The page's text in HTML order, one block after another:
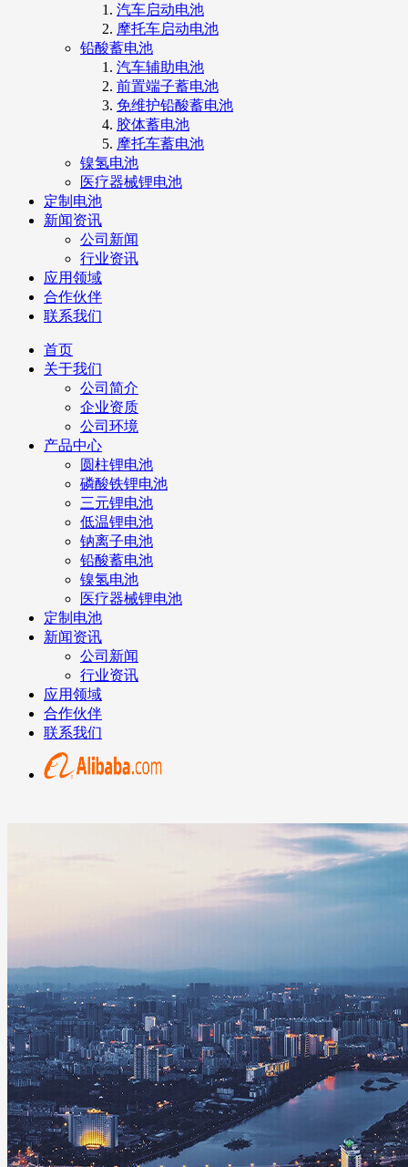
汽车启动电池
摩托车启动电池
铅酸蓄电池
汽车辅助电池
前置端子蓄电池
免维护铅酸蓄电池
胶体蓄电池
摩托车蓄电池
镍氢电池
医疗器械锂电池
定制电池
新闻资讯
公司新闻
行业资讯
应用领域
合作伙伴
联系我们
首页
关于我们
公司简介
企业资质
公司环境
产品中心
圆柱锂电池
磷酸铁锂电池
三元锂电池
低温锂电池
钠离子电池
铅酸蓄电池
镍氢电池
医疗器械锂电池
定制电池
新闻资讯
公司新闻
行业资讯
应用领域
合作伙伴
联系我们